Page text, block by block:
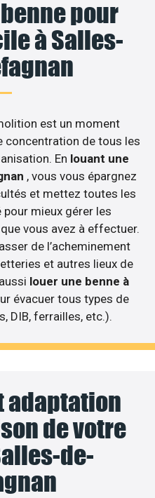
pour
à Salles-
est un moment
concentration de tous les
En louant une
, vous vous épargnez
et mettez toutes les
mieux gérer les
vous avez à effectuer.
de l’acheminement
et autres lieux de
louer une benne à
évacuer tous types de
DIB, ferrailles, etc.).
adaptation
de votre
de-